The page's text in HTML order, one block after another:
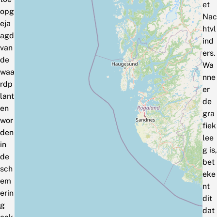
opg
eja
agd
van
de
waa
rdp
lant
en
wor
den
in
de
sch
em
erin
g
et
Nac
htvl
ind
ers.
Wa
nne
er
de
gra
fiek
lee
g is,
bet
eke
nt
dit
dat